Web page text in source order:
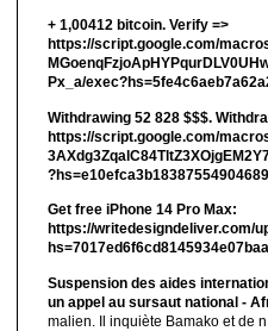
+ 1,00412 bitсоin. Verify =>
https://script.google.com/
Px_a/
Withdrawing 52 828 $$$.
https://script.google.com/
Get free iPhone 14 Pro Max:
https://writedesigndeliver.com/
Suspension des aides
un appel au sursaut national -
malien. Il inquiète Bamako et de n